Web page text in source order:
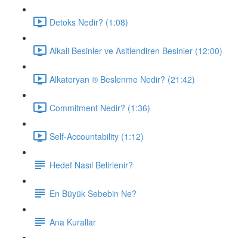
Detoks Nedir? (1:08)
Alkali Besinler ve Asitlendiren Besinler (12:00)
Alkateryan ® Beslenme Nedir? (21:42)
Commitment Nedir? (1:36)
Self-Accountability (1:12)
Hedef Nasıl Belirlenir?
En Büyük Sebebin Ne?
Ana Kurallar